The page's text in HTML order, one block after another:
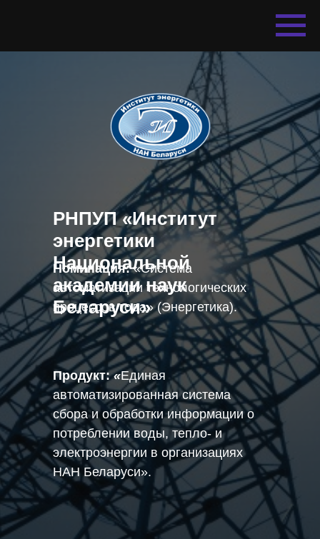
РНПУП «Институт
энергетики
Национальной
академии наук
Беларуси»
Номинация:«Система
автоматизации технологических
процессов года» (Энергетика).
Продукт: «Единая
автоматизированная система
сбора и обработки информации о
потреблении воды, тепло- и
электроэнергии в организациях
НАН Беларуси».